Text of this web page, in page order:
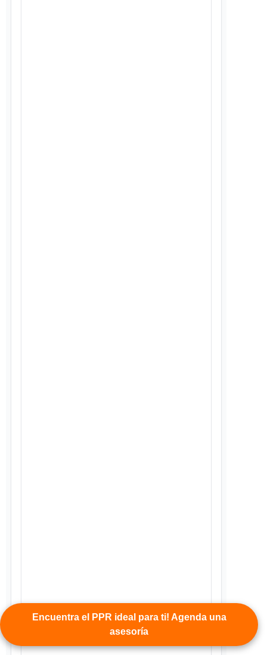
Encuentra el PPR ideal para ti! Agenda una
asesoría